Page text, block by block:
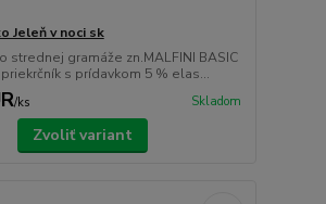
Jeleň v noci sk
strednej gramáže zn.MALFINI BASIC
s prídavkom 5 % elas...
/ks Skladom
Zvoliť variant